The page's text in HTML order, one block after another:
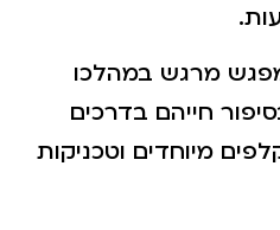
מרגש במהלכו
חייהם בדרכים
מיוחדים וטכניקות